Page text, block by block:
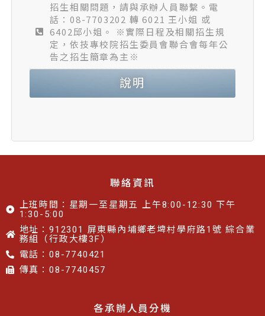
招生相關問題，請與承辦人員聯繫。電
話：08-7703202 轉 6021 王小姐 或
6402邱小姐。 ※實際日程及相關招生規
定，依技專校院招生委員會聯合會每年公
告之招生簡章為主※
說明
聯絡資訊
上班時間：星期一至星期五 上午8:00-12:30 下午
1:30-5:00
地址：912301 屏東縣內埔鄉老埤村學府路1號 綜合業
務組（行政大樓3F）
電話：08-7740421
傳真：08-7740457​​
各承辦人員分機